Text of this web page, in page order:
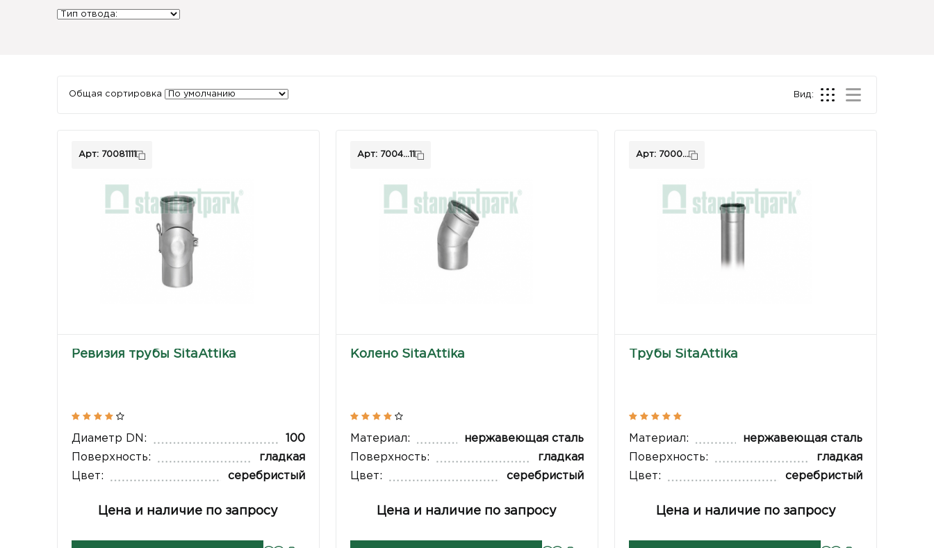
Общая сортировка Вид:
Арт: 70081111
Ревизия трубы SitaAttika
Диаметр DN:
100
Поверхность:
гладкая
Цвет:
серебристый
Цена и наличие по запросу
Арт: 7004...11
Колено SitaAttika
Материал:
нержавеющая сталь
Поверхность:
гладкая
Цвет:
серебристый
Цена и наличие по запросу
Арт: 7000...
Трубы SitaAttika
Материал:
нержавеющая сталь
Поверхность:
гладкая
Цвет:
серебристый
Цена и наличие по запросу